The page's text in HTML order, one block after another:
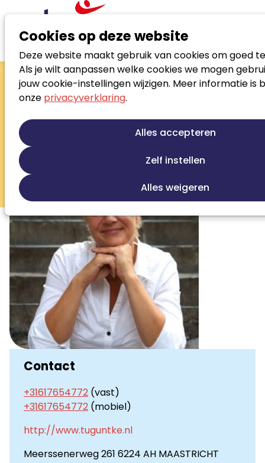
Cookies op deze website
Deze website maakt gebruik van cookies om goed
Als je wilt aanpassen welke cookies we mogen
jouw cookie-instellingen wijzigen. Meer informatie is
onze privacyverklaring.
Alles accepteren
Zelf instellen
Alles weigeren
Zoek loopbaanspecialist
Gaby Tuguntke
Eigenaar
Loopbaanontwikkeling
Talentontwikkeling
Persoonlijke ontwikkeling
Outplacement
Stress en burnout begeleiding
Studiekeuze begeleiding
Sollicitatiebegeleiding
Contact
+31617654772 (vast)
+31617654772 (mobiel)
http://www.tuguntke.nl
Meerssenerweg 261 6224 AH MAASTRICHT